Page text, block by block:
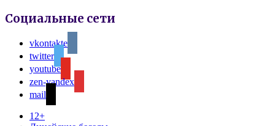
Социальные сети
vkontakte
twitter
youtube
zen-yandex
mail
12+